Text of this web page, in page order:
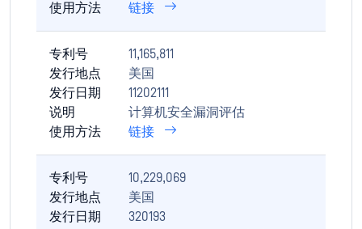
使用方法
链接
专利号
11,165,811
发行地点
美国
发行日期
11202111
说明
计算机安全漏洞评估
使用方法
链接
专利号
10,229,069
发行地点
美国
发行日期
320193